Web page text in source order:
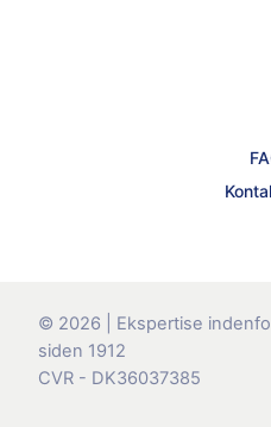
© 2026 | Ekspertise
siden 1912
CVR - DK36037385